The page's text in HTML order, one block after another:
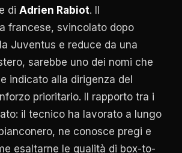
di Adrien Rabiot. Il
francese, svincolato dopo
Juventus e reduce da una
sarebbe uno dei nomi che
indicato alla dirigenza del
prioritario. Il rapporto tra i
il tecnico ha lavorato a lungo
ne conosce pregi e
esaltarne le qualità di box-to-